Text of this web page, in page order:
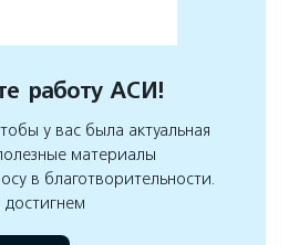
работу АСИ!
у вас была актуальная
материалы
в благотворительности.